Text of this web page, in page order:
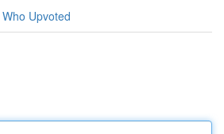
Who Upvoted